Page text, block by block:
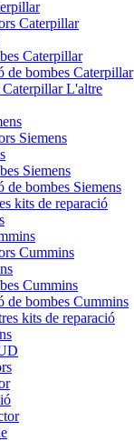
Caterpillar
Caterpillar
de bombes Caterpillar
L'altre
Siemens
Siemens
de bombes Siemens
kits de reparació
Cummins
Cummins
de bombes Cummins
kits de reparació